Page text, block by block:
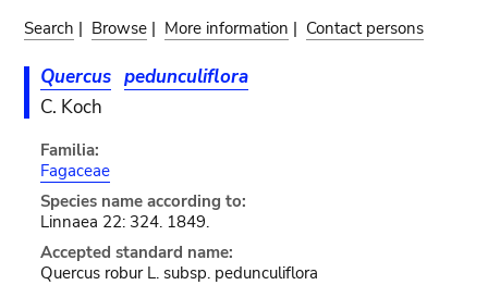
Search | Browse | More information | Contact persons
Quercus pedunculiflora
C. Koch
Familia:
Fagaceae
Species name according to:
Linnaea 22: 324. 1849.
Accepted standard name:
Quercus robur L. subsp. pedunculiflora